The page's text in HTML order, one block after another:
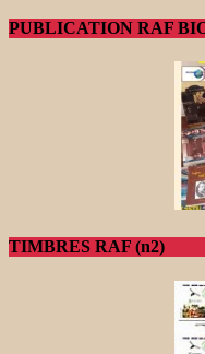
PUBLICATION RAF
TIMBRES RAF (n2)